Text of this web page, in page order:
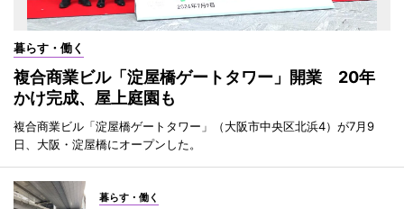
暮らす・働く
複合商業ビル「淀屋橋ゲートタワー」開業 20年
かけ完成、屋上庭園も
複合商業ビル「淀屋橋ゲートタワー」（大阪市中央区北浜4）が7月9
日、大阪・淀屋橋にオープンした。
暮らす・働く